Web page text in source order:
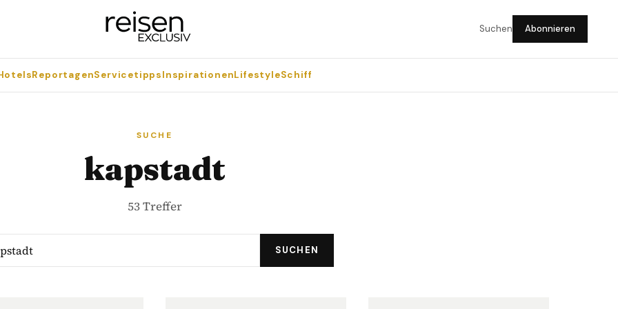
Suchen Abonnieren
ReportagenServicetippsInspirationenLifestyleSchiff
SUCHE
kapstadt
53 Treffer
SUCHEN